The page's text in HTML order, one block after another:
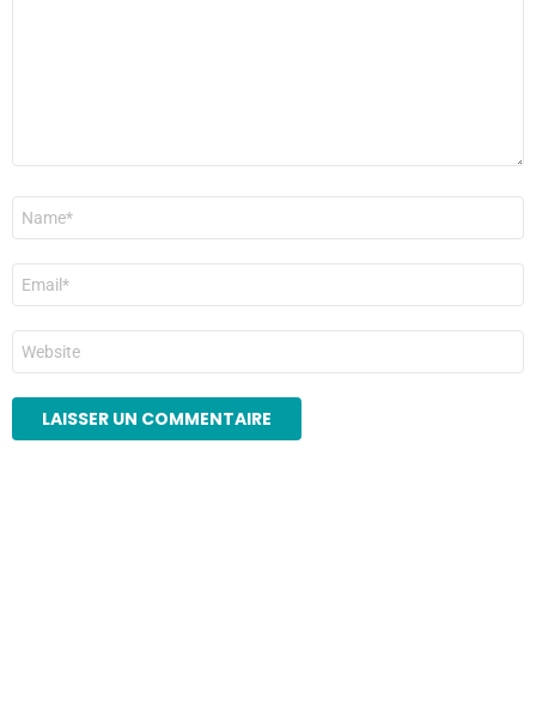
Nom
E-
mail
*
Site
web